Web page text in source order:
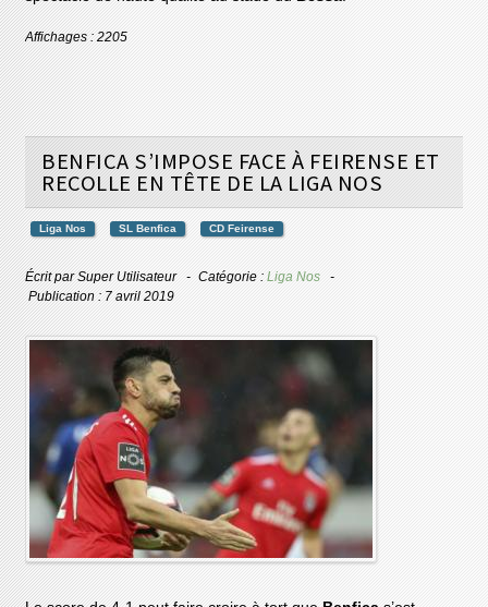
Affichages : 2205
BENFICA S’IMPOSE FACE À FEIRENSE ET
RECOLLE EN TÊTE DE LA LIGA NOS
Liga Nos SL Benfica CD Feirense
Écrit parSuper Utilisateur Catégorie :Liga Nos
Publication : 7 avril 2019